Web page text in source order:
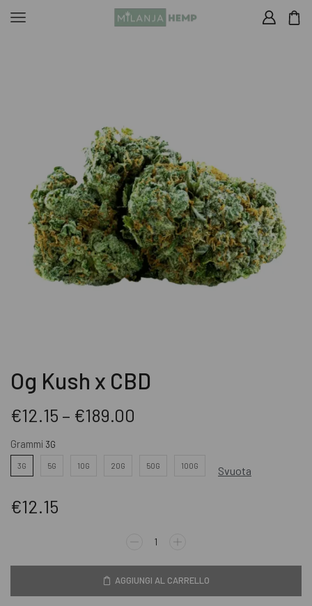
Og Kush x CBD
€12.15 – €189.00
Grammi
3G 5G 10G 20G 50G 100G Svuota
€12.15
AGGIUNGI AL CARRELLO